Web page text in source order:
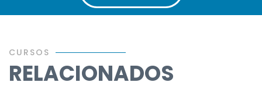
CURSOS
RELACIONADOS